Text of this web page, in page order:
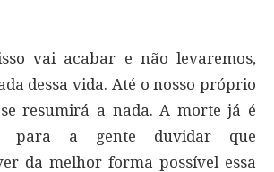
vai acabar e não levaremos,
dessa vida. Até o nosso próprio
resumirá a nada. A morte já é
para a gente duvidar que
da melhor forma possível essa